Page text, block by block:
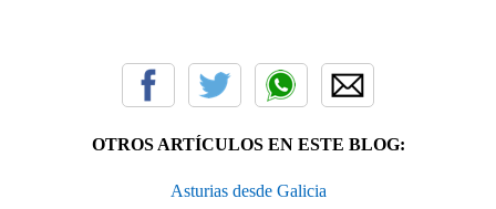
OTROS ARTÍCULOS EN ESTE BLOG:
Asturias desde Galicia